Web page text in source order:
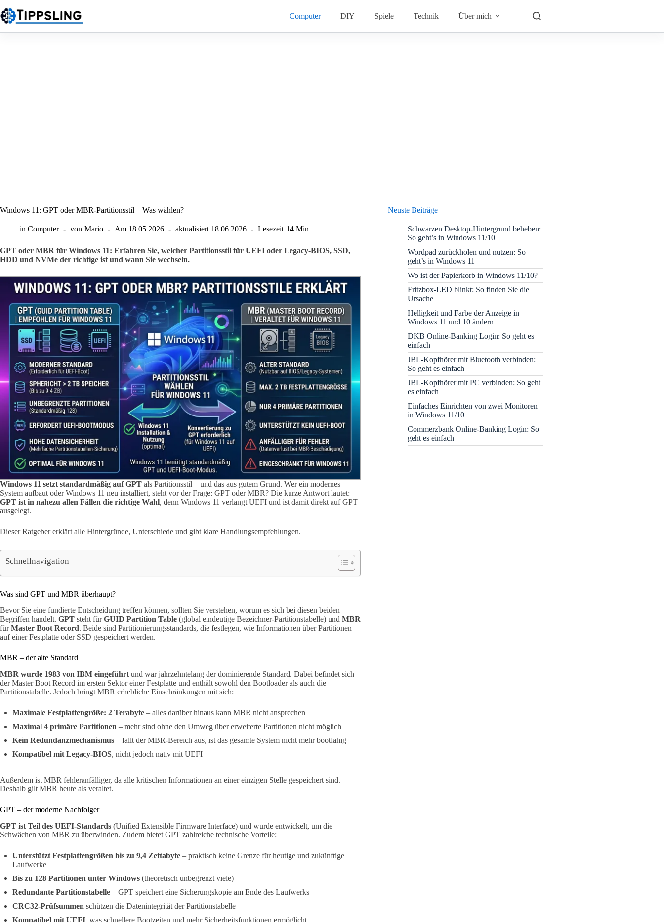
Inhalt
springen
Computer DIY Spiele Technik Über mich
Windows 11: GPT oder MBR-Partitionsstil – Was wählen?
in Computer von Mario Am 18.05.2026 aktualisiert 18.06.2026 Lesezeit 14 Min
GPT oder MBR für Windows 11: Erfahren Sie, welcher Partitionsstil für UEFI oder Legacy-BIOS, SSD,
HDD und NVMe der richtige ist und wann Sie wechseln.
Windows 11 setzt standardmäßig auf GPT als Partitionsstil – und das aus gutem Grund. Wer ein modernes
System aufbaut oder Windows 11 neu installiert, steht vor der Frage: GPT oder MBR? Die kurze Antwort lautet:
GPT ist in nahezu allen Fällen die richtige Wahl, denn Windows 11 verlangt UEFI und ist damit direkt auf GPT
ausgelegt.
Dieser Ratgeber erklärt alle Hintergründe, Unterschiede und gibt klare Handlungsempfehlungen.
Schnellnavigation
Was sind GPT und MBR überhaupt?
Bevor Sie eine fundierte Entscheidung treffen können, sollten Sie verstehen, worum es sich bei diesen beiden
Begriffen handelt. GPT steht fürGUID Partition Table (global eindeutige Bezeichner-Partitionstabelle) und MBR
fürMaster Boot Record. Beide sind Partitionierungsstandards, die festlegen, wie Informationen über Partitionen
auf einer Festplatte oder SSD gespeichert werden.
MBR – der alte Standard
MBR wurde 1983 von IBM eingeführt und war jahrzehntelang der dominierende Standard. Dabei befindet sich
der Master Boot Record im ersten Sektor einer Festplatte und enthält sowohl den Bootloader als auch die
Partitionstabelle. Jedoch bringt MBR erhebliche Einschränkungen mit sich:
Maximale Festplattengröße: 2 Terabyte – alles darüber hinaus kann MBR nicht ansprechen
Maximal 4 primäre Partitionen – mehr sind ohne den Umweg über erweiterte Partitionen nicht möglich
Kein Redundanzmechanismus – fällt der MBR-Bereich aus, ist das gesamte System nicht mehr bootfähig
Kompatibel mit Legacy-BIOS, nicht jedoch nativ mit UEFI
Außerdem ist MBR fehleranfälliger, da alle kritischen Informationen an einer einzigen Stelle gespeichert sind.
Deshalb gilt MBR heute als veraltet.
GPT – der moderne Nachfolger
GPT ist Teil des UEFI-Standards (Unified Extensible Firmware Interface) und wurde entwickelt, um die
Schwächen von MBR zu überwinden. Zudem bietet GPT zahlreiche technische Vorteile:
Unterstützt Festplattengrößen bis zu 9,4 Zettabyte – praktisch keine Grenze für heutige und zukünftige
Laufwerke
Bis zu 128 Partitionen unter Windows (theoretisch unbegrenzt viele)
Redundante Partitionstabelle – GPT speichert eine Sicherungskopie am Ende des Laufwerks
CRC32-Prüfsummen schützen die Datenintegrität der Partitionstabelle
Kompatibel mit UEFI, was schnellere Bootzeiten und mehr Sicherheitsfunktionen ermöglicht
Neuste Beiträge
Schwarzen Desktop-Hintergrund beheben:
So geht’s in Windows 11/10
Wordpad zurückholen und nutzen: So
geht’s in Windows 11
Wo ist der Papierkorb in Windows 11/10?
Fritzbox-LED blinkt: So finden Sie die
Ursache
Helligkeit und Farbe der Anzeige in
Windows 11 und 10 ändern
DKB Online-Banking Login: So geht es
einfach
JBL-Kopfhörer mit Bluetooth verbinden:
So geht es einfach
JBL-Kopfhörer mit PC verbinden: So geht
es einfach
Einfaches Einrichten von zwei Monitoren
in Windows 11/10
Commerzbank Online-Banking Login: So
geht es einfach